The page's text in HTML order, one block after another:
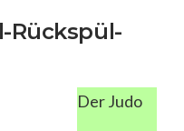
Rückspül-
Der Judo